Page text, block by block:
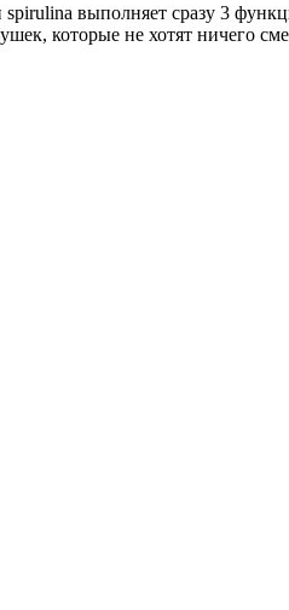
выполняет сразу 3
которые не хотят ничего